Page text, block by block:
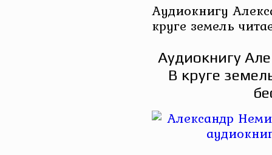
Аудиокнигу
круге земель
Аудиокнигу
В круге